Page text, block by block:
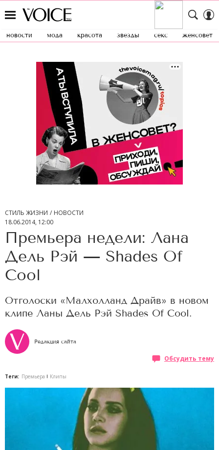
новости мода красота звезды секс женсовет
СТИЛЬ ЖИЗНИ
НОВОСТИ
18.06.2014, 12:00
Премьера недели: Лана
Дель Рэй — Shades Of
Cool
Отголоски «Малхолланд Драйв» в новом
клипе Ланы Дель Рэй Shades Of Cool.
Редакция сайта
Обсудить тему
Теги: Премьера Клипы